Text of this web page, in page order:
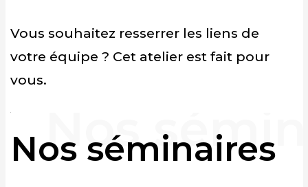
Vous souhaitez resserrer les liens de
votre équipe ? Cet atelier est fait pour
vous.
Nos séminaires